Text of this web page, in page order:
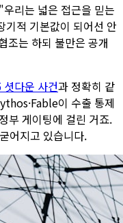
리는 넓은 접근을 믿는
적 기본값이 되어선 안
조는 하되 불만은 공개
다운 사건과 정확히 같
이 수출 통제
부 게이팅에 걸린 거죠.
어지고 있습니다.